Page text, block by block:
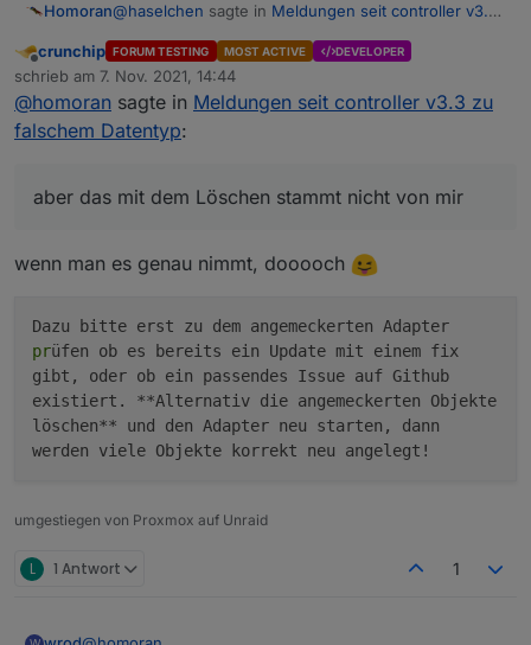
Homoran@haselchen sagte in Meldungen seit controller v3.3
@ homoran
Gibt es einen homoran Bruder ?
enää, aber das mit dem Löschen stammt nicht von
mir
Offline
crunchip FORUM TESTING MOST ACTIVE DEVELOPER
schrieb am 7. Nov. 2021, 14:44
zuletzt editiert von
@homoran sagte in Meldungen seit controller v3.3 zu
falschem Datentyp:
aber das mit dem Löschen stammt nicht von mir
wenn man es genau nimmt, dooooch
Dazu bitte erst zu dem angemeckerten Adapter
prüfen ob es bereits ein Update mit einem fix
gibt, oder ob ein passendes Issue auf Github
existiert. **Alternativ die angemeckerten Objekte
löschen** und den Adapter neu starten, dann
werden viele Objekte korrekt neu angelegt!
umgestiegen von Proxmox auf Unraid
L 1 Antwort 1